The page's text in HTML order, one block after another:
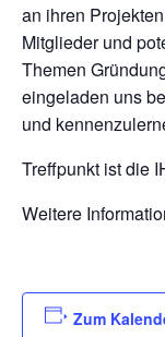
an ihren
Mitglieder und
Themen
eingeladen uns
und
Treffpunkt ist die
Weitere
Zum